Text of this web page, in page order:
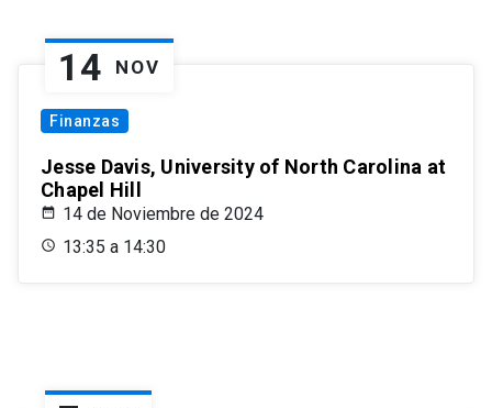
14 NOV
Finanzas
Jesse Davis, University of North Carolina at
Chapel Hill
14 de Noviembre de 2024
13:35 a 14:30